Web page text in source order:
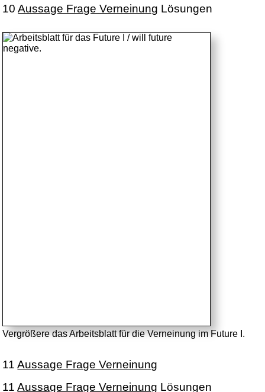
10Aussage Frage Verneinung Lösungen
Vergrößere das Arbeitsblatt für die Verneinung im Future I.
11Aussage Frage Verneinung
11Aussage Frage Verneinung Lösungen